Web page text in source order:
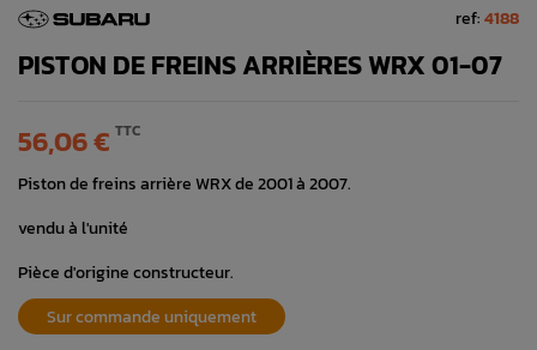
ref:4188
PISTON DE FREINS ARRIÈRES WRX 01-07
56,06 € TTC
Piston de freins arrière WRX de 2001 à 2007.
vendu à l'unité
Pièce d'origine constructeur.
Sur commande uniquement